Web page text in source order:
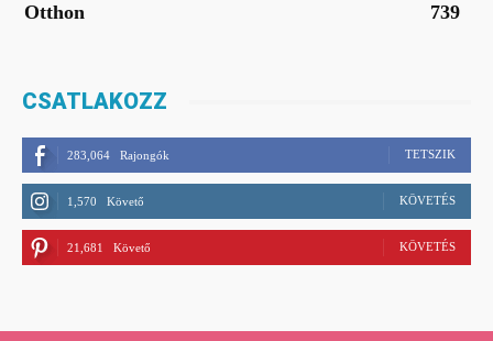
Otthon
739
CSATLAKOZZ
283,064 Rajongók TETSZIK
1,570 Követő KÖVETÉS
21,681 Követő KÖVETÉS